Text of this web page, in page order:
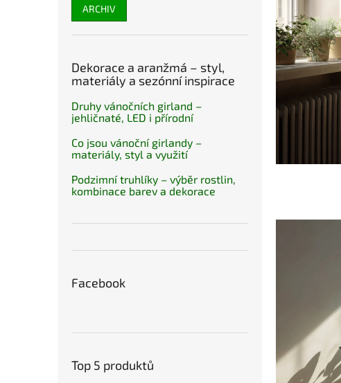
ARCHIV
Dekorace a aranžmá – styl,
materiály a sezónní inspirace
Druhy vánočních girland –
jehličnaté, LED i přírodní
Co jsou vánoční girlandy –
materiály, styl a využití
Podzimní truhlíky – výběr rostlin,
kombinace barev a dekorace
Facebook
Top 5 produktů